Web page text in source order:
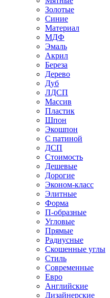
Золотые
Синие
Материал
МДФ
Эмаль
Акрил
Береза
Дерево
Дуб
ЛДСП
Массив
Пластик
Шпон
Экошпон
С патиной
ДСП
Стоимость
Дешевые
Дорогие
Эконом-класс
Элитные
Форма
П-образные
Угловые
Прямые
Радиусные
Скошенные углы
Стиль
Современные
Евро
Английские
Дизайнерские